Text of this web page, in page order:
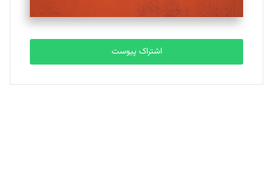
مصطفی مسجدی آرانی
تحریریه
بابک نقاش
تحریریه
اشتراک پیوست